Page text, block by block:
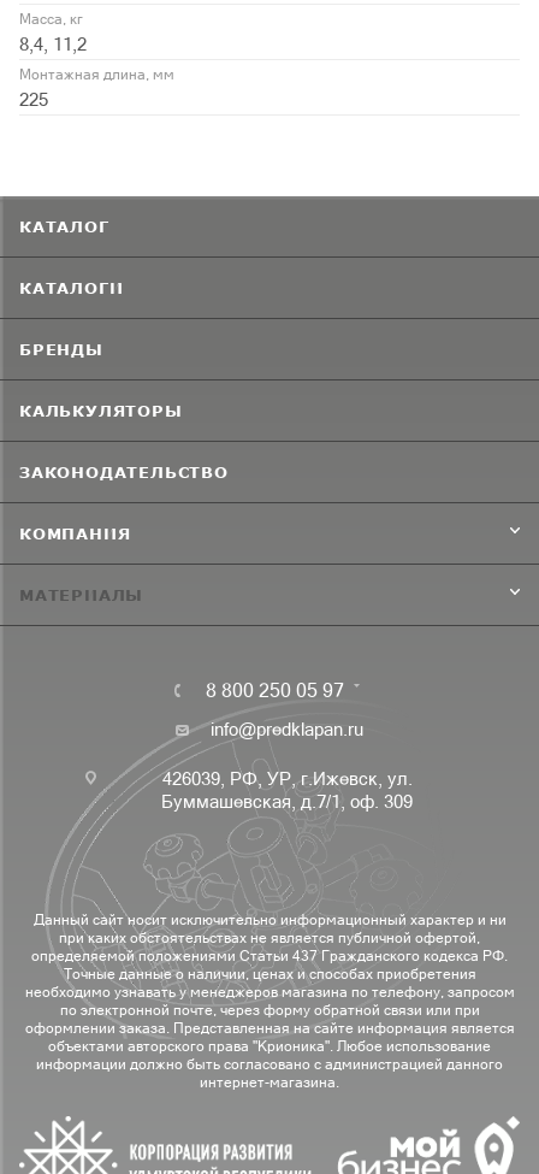
Масса, кг
8,4, 11,2
Монтажная длина, мм
225
КАТАЛОГ
КАТАЛОГИ
БРЕНДЫ
КАЛЬКУЛЯТОРЫ
ЗАКОНОДАТЕЛЬСТВО
КОМПАНИЯ
МАТЕРИАЛЫ
8 800 250 05 97
info@predklapan.ru
426039, РФ, УР, г.Ижевск, ул.
Буммашевская, д.7/1, оф. 309
Данный сайт носит исключительно информационный характер и ни
при каких обстоятельствах не является публичной офертой,
определяемой положениями Статьи 437 Гражданского кодекса РФ.
Точные данные о наличии, ценах и способах приобретения
необходимо узнавать у менеджеров магазина по телефону, запросом
по электронной почте, через форму обратной связи или при
оформлении заказа. Представленная на сайте информация является
объектами авторского права "Крионика". Любое использование
информации должно быть согласовано с администрацией данного
интернет-магазина.